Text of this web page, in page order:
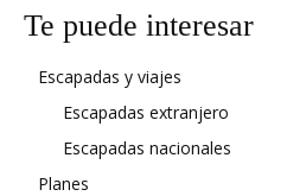
Te puede interesar
Escapadas y viajes
Escapadas extranjero
Escapadas nacionales
Planes